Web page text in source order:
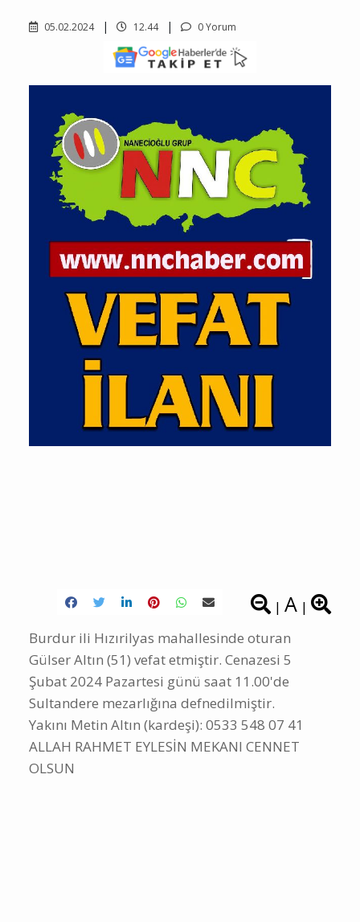
05.02.2024 12.44 0 Yorum
| A |
Burdur ili Hızırilyas mahallesinde oturan
Gülser Altın (51) vefat etmiştir. Cenazesi 5
Şubat 2024 Pazartesi günü saat 11.00'de
Sultandere mezarlığına defnedilmiştir.
Yakını Metin Altın (kardeşi): 0533 548 07 41
ALLAH RAHMET EYLESİN MEKANI CENNET
OLSUN